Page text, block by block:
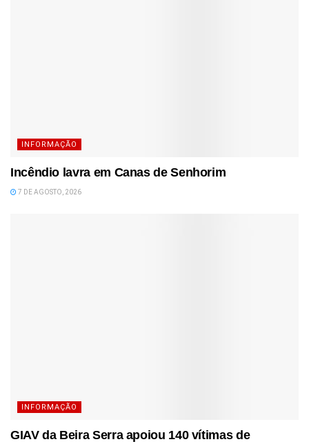
INFORMAÇÃO
Incêndio lavra em Canas de Senhorim
7 DE AGOSTO, 2026
INFORMAÇÃO
GIAV da Beira Serra apoiou 140 vítimas de